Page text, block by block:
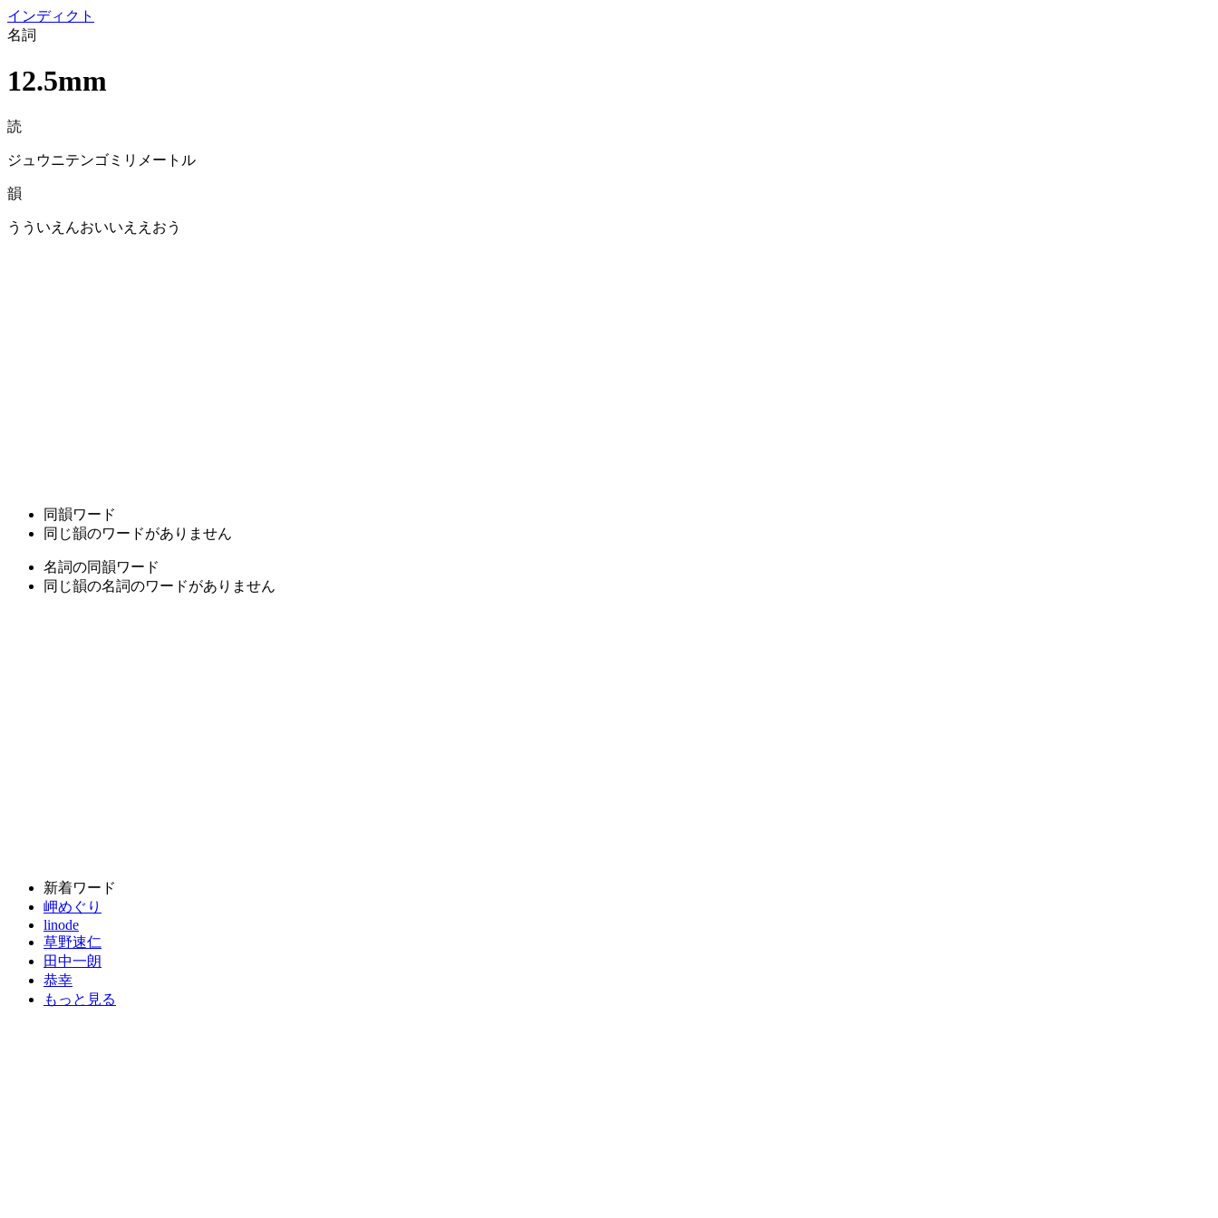
インディクト
名詞
12.5mm
読
ジュウニテンゴミリメートル
韻
うういえんおいいええおう
同韻ワード
同じ韻のワードがありません
名詞の同韻ワード
同じ韻の名詞のワードがありません
新着ワード
岬めぐり
linode
草野速仁
田中一朗
恭幸
もっと見る